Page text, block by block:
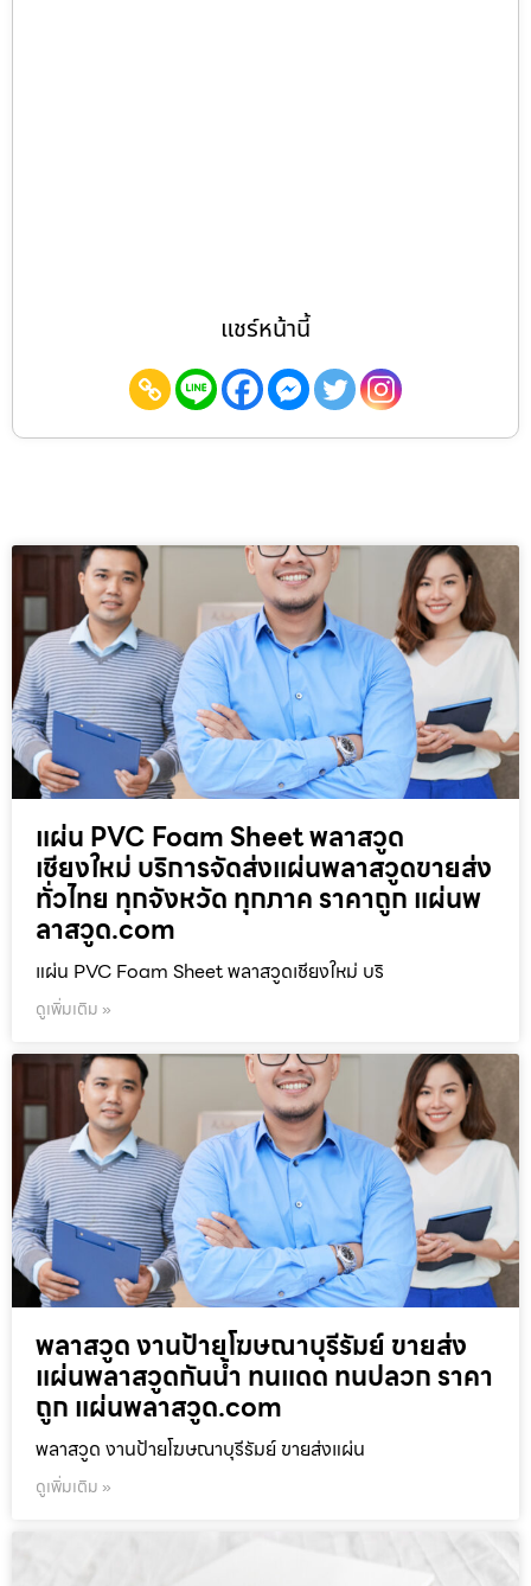
แชร์หน้านี้
แผ่น PVC Foam Sheet พลาสวูด
เชียงใหม่ บริการจัดส่งแผ่นพลาสวูดขายส่ง
ทั่วไทย ทุกจังหวัด ทุกภาค ราคาถูก แผ่นพ
ลาสวูด.com
แผ่น PVC Foam Sheet พลาสวูดเชียงใหม่ บริ
ดูเพิ่มเติม »
พลาสวูด งานป้ายโฆษณาบุรีรัมย์ ขายส่ง
แผ่นพลาสวูดกันน้ำ ทนแดด ทนปลวก ราคา
ถูก แผ่นพลาสวูด.com
พลาสวูด งานป้ายโฆษณาบุรีรัมย์ ขายส่งแผ่น
ดูเพิ่มเติม »